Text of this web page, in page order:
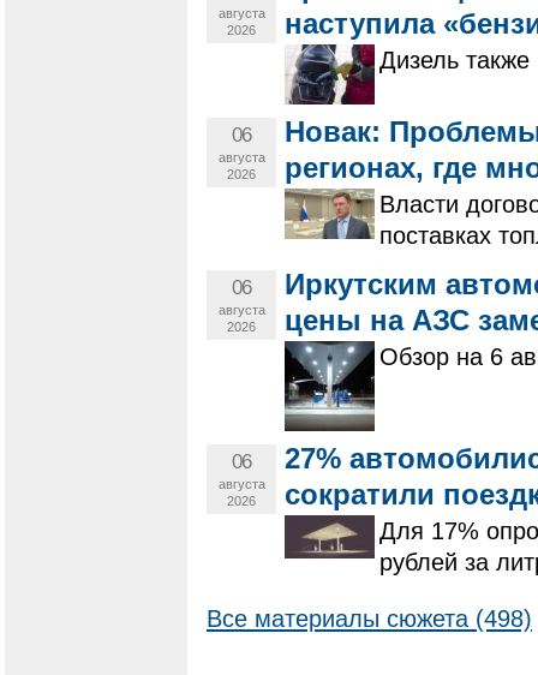
августа
2026
наступила
Дизель
06
августа
2026
Новак:
регионах, где
Власти
поставках
06
августа
2026
Иркутским
цены на АЗС
Обзор на 6
06
августа
2026
27%
сократили
Для 17%
рублей за
Все материалы сюжета (498)